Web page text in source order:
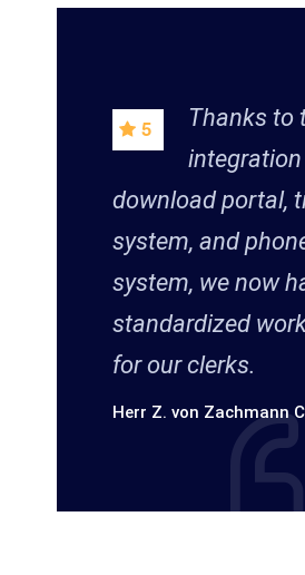
Thanks to
download portal,
system, and
system, we now
standardized
for our clerks.
Herr Z. von Zachmann